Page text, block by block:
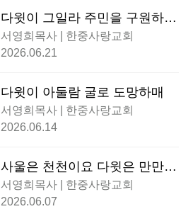
다윗이 그일라 주민을 구원하니
라
서영희목사 | 한중사랑교회
2026.06.21
다윗이 아둘람 굴로 도망하매
서영희목사 | 한중사랑교회
2026.06.14
사울은 천천이요 다윗은 만만이
라
서영희목사 | 한중사랑교회
2026.06.07